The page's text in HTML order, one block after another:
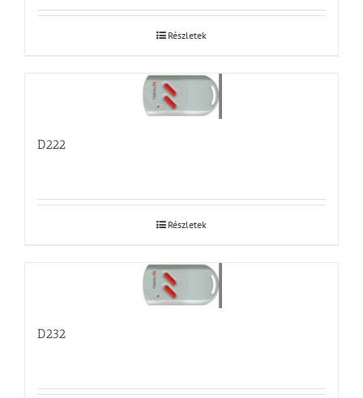
Részletek
D222
Részletek
D232